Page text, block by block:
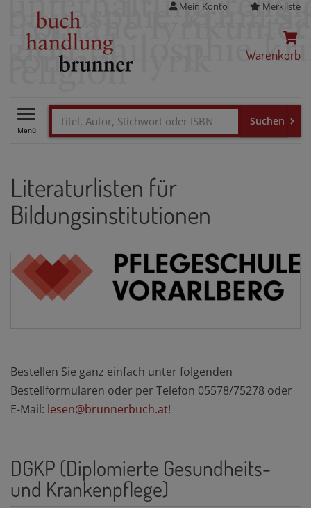
Mein Konto Merkliste
Warenkorb
Toggle
navigation
Literaturlisten für
Bildungsinstitutionen
Bestellen Sie ganz einfach unter folgenden
Bestellformularen oder per Telefon 05578/75278 oder
E-Mail: lesen@brunnerbuch.at!
DGKP (Diplomierte Gesundheits-
und Krankenpflege)